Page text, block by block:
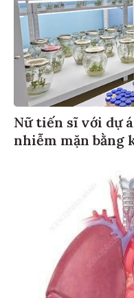
Nữ tiến sĩ với dự
nhiễm mặn bằng